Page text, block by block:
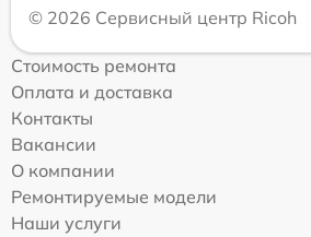
© 2026 Сервисный центр Ricoh
Стоимость ремонта
Оплата и доставка
Контакты
Вакансии
О компании
Ремонтируемые модели
Наши услуги